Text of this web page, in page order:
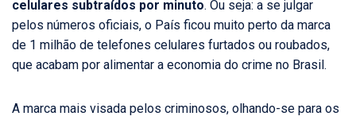
celulares subtraídos por minuto. Ou seja: a se julgar
pelos números oficiais, o País ficou muito perto da marca
de 1 milhão de telefones celulares furtados ou roubados,
que acabam por alimentar a economia do crime no Brasil.
A marca mais visada pelos criminosos, olhando-se para os